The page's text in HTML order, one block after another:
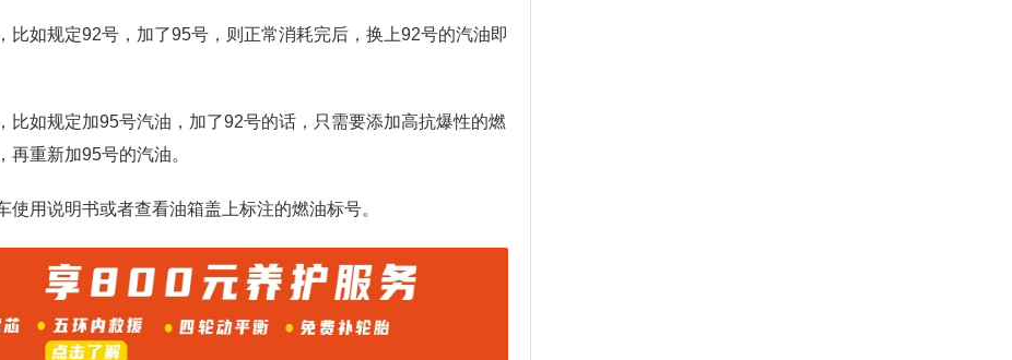
比如规定92号，加了95号，则正常消耗完后，换上92号的汽油即
比如规定加95号汽油，加了92号的话，只需要添加高抗爆性的燃
重新加95号的汽油。
用说明书或者查看油箱盖上标注的燃油标号。